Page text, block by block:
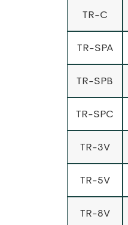
TR-C
TR-SPA
TR-SPB
TR-SPC
TR-3V
TR-5V
TR-8V